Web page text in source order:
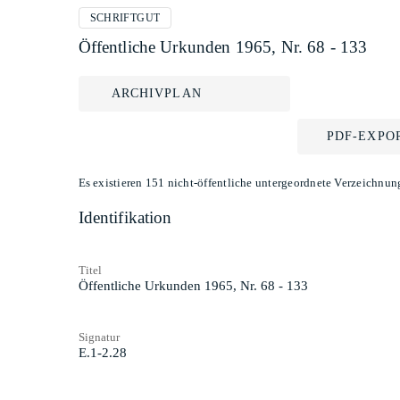
SCHRIFTGUT
Öffentliche Urkunden 1965, Nr. 68 - 133
ARCHIVPLAN
PDF-
Es existieren 151 nicht-öffentliche untergeordnete
Identifikation
Titel
Öffentliche Urkunden 1965, Nr. 68 - 133
Signatur
E.1-2.28